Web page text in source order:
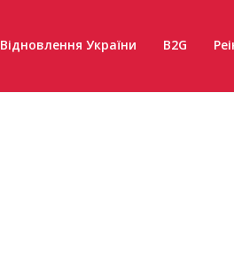
Відновлення України B2G